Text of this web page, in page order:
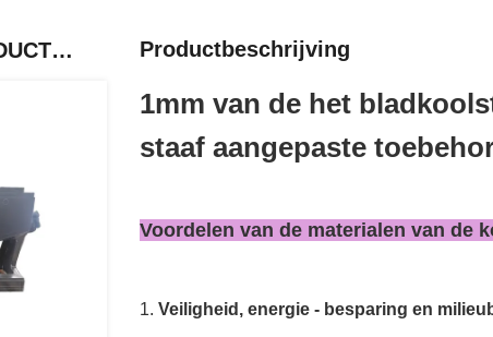
VERWANTE PRODUCTEN Productbeschrijving
1mm van de het
staaf aangepaste
Voordelen van de materialen van de
1. Veiligheid, energie - besparing en